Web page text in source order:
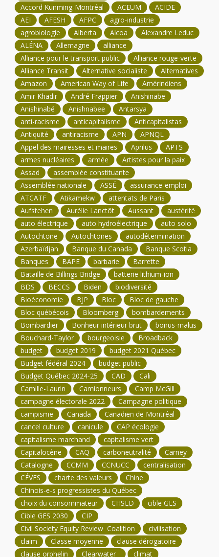
Accord Kunming-Montréal
ACEUM
ACIDE
AEI
AFESH AFPC
agro-industrie
agrobiologie
Alberta Alcoa
Alexandre Leduc
ALÉNA
Allemagne
alliance
Alliance pour le transport public
Alliance rouge-verte
Alliance Transit
Alternative socialiste
Alternatives
Amazon
American Way of Life
Amérindiens
Amir Khadir
André Frappier
Anishinabe
Anishinabé
Anishnabee
Antarsya
anti-racisme
anticapitalisme
Anticapitalistas
Antiquité
antiracisme APN
APNQL
Appel des mairesses et maires
Aprilus
APTS
armes nucléaires
armée
Artistes pour la paix
Assad
assemblée constituante
Assemblée nationale
ASSÉ
assurance-emploi
ATCATF
Atikamekw
attentats de Paris
Aufstehen
Aurélie Lanctôt Aussant
austérité
auto électrique
auto hydroélectrique
auto solo
Autochtone
Autochtones
autodétermination
Azerbaïdjan
Banque du Canada
Banque Scotia
Banques
BAPE barbarie
Barrette
Bataille de Billings Bridge
batterie lithium-ion
BDS
BECCS Biden
biodiversité
Bioéconomie
BJP Bloc
Bloc de gauche
Bloc québécois
Bloomberg
bombardements
Bombardier
Bonheur intérieur brut
bonus-malus
Bouchard-Taylor
bourgeoisie
Broadback
budget
budget 2019
budget 2021 Québec
Budget fédéral 2024
budget public
Budget Québec 2024-25
CAD
Cali
Camille-Laurin
Camionneurs
Camp McGill
campagne électorale 2022
Campagne politique
campisme
Canada
Canadien de Montréal
cancel culture
canicule
CAP écologie
capitalisme marchand
capitalisme vert
Capitalocène
CAQ carboneutralité
Carney
Catalogne
CCMM CCNUCC
centralisation
CÉVES
charte des valeurs
Chine
Chinois-e-s progressistes du Québec
choix du consommateur
CHSLD
cible GES
Cible GES 2030
CIP
Civil Society Equity Review Coalition
civilisation
claim
Classe moyenne
clause dérogatoire
clause orphelin
Clearwater climat